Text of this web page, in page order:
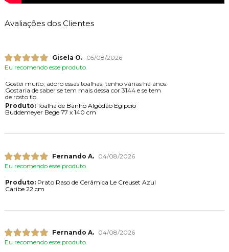
Avaliações dos Clientes
Gisela O.
05/08/2026
Eu recomendo esse produto.
Gostei muito, adoro essas toalhas, tenho várias há anos.
Gostaria de saber se tem mais dessa cor 3144 e se tem
de rosto tb.
Produto:Toalha de Banho Algodão Egípcio
Buddemeyer Bege 77 x 140 cm
Fernando A.
04/08/2026
Eu recomendo esse produto.
Produto:Prato Raso de Cerâmica Le Creuset Azul
Caribe 22 cm
Fernando A.
04/08/2026
Eu recomendo esse produto.